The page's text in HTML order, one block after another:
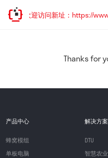
移，欢迎访问新址：https://
Thanks for
产品中心
蜂窝模组
单板电脑
解决方案
DTU
智慧农业